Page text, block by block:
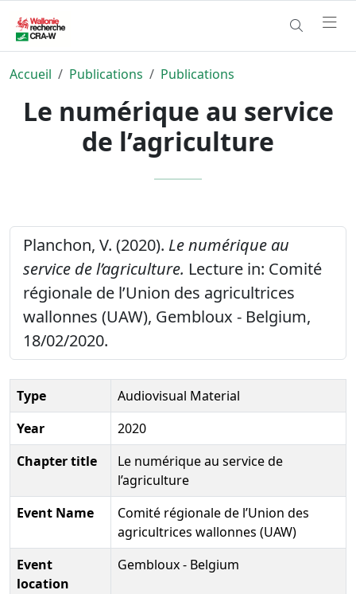
Accueil Publications Publications
Le numérique au service
de l’agriculture
Planchon, V. (2020). Le numérique au
service de l’agriculture. Lecture in: Comité
régionale de l’Union des agricultrices
wallonnes (UAW), Gembloux - Belgium,
18/02/2020.
Type
Audiovisual Material
Year
2020
Chapter title
Le numérique au service de
l’agriculture
Event Name
Comité régionale de l’Union des
agricultrices wallonnes (UAW)
Event
location
Gembloux - Belgium